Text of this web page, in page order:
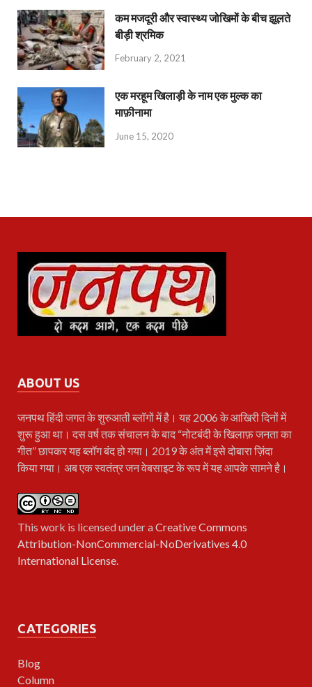
कम मजदूरी और स्वास्थ्य जोखिमों के बीच झूलते
बीड़ी श्रमिक
February 2, 2021
एक मरहूम खिलाड़ी के नाम एक मुल्क का
माफ़ीनामा
June 15, 2020
ABOUT US
जनपथहिंदी जगत के शुरुआती ब्लॉगों में है। यह 2006 के आखिरी दिनों में
शुरू हुआ था। दस वर्ष तक संचालन के बाद “नोटबंदी के खिलाफ़ जनता का
गीत” छापकर यह ब्लॉग बंद हो गया। 2019 के अंत में इसे दोबारा ज़िंदा
किया गया। अब एक स्वतंत्र जन वेबसाइट के रूप में यह आपके सामने है।
This work is licensed under aCreative Commons
Attribution-NonCommercial-NoDerivatives 4.0
International License.
CATEGORIES
Blog
Column